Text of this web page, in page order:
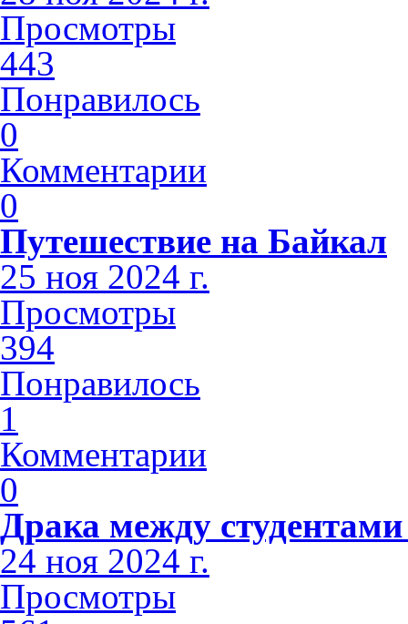
Просмотры
443
Понравилось
0
Комментарии
0
Путешествие на Байкал
25 ноя 2024 г.
Просмотры
394
Понравилось
1
Комментарии
0
Драка между
24 ноя 2024 г.
Просмотры